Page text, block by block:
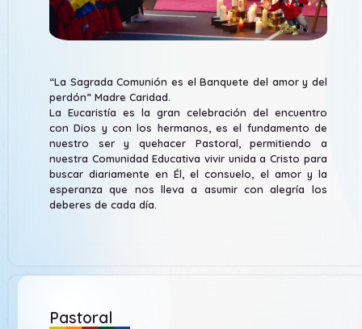
“La Sagrada Comunión es el Banquete del amor y del
perdón” Madre Caridad.
La Eucaristía es la gran celebración del encuentro
con Dios y con los hermanos, es el fundamento de
nuestro ser y quehacer Pastoral, permitiendo a
nuestra Comunidad Educativa vivir unida a Cristo para
buscar diariamente en Él, el consuelo, el amor y la
esperanza que nos lleva a asumir con alegría los
deberes de cada día.
Pastoral